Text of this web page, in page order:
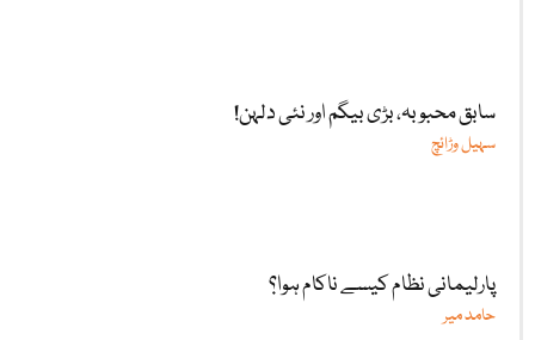
سابق محبوبہ، بڑی بیگم اور نئی دلہن!
سہیل وڑائچ
پارلیمانی نظام کیسے ناکام ہوا؟
حامد میر